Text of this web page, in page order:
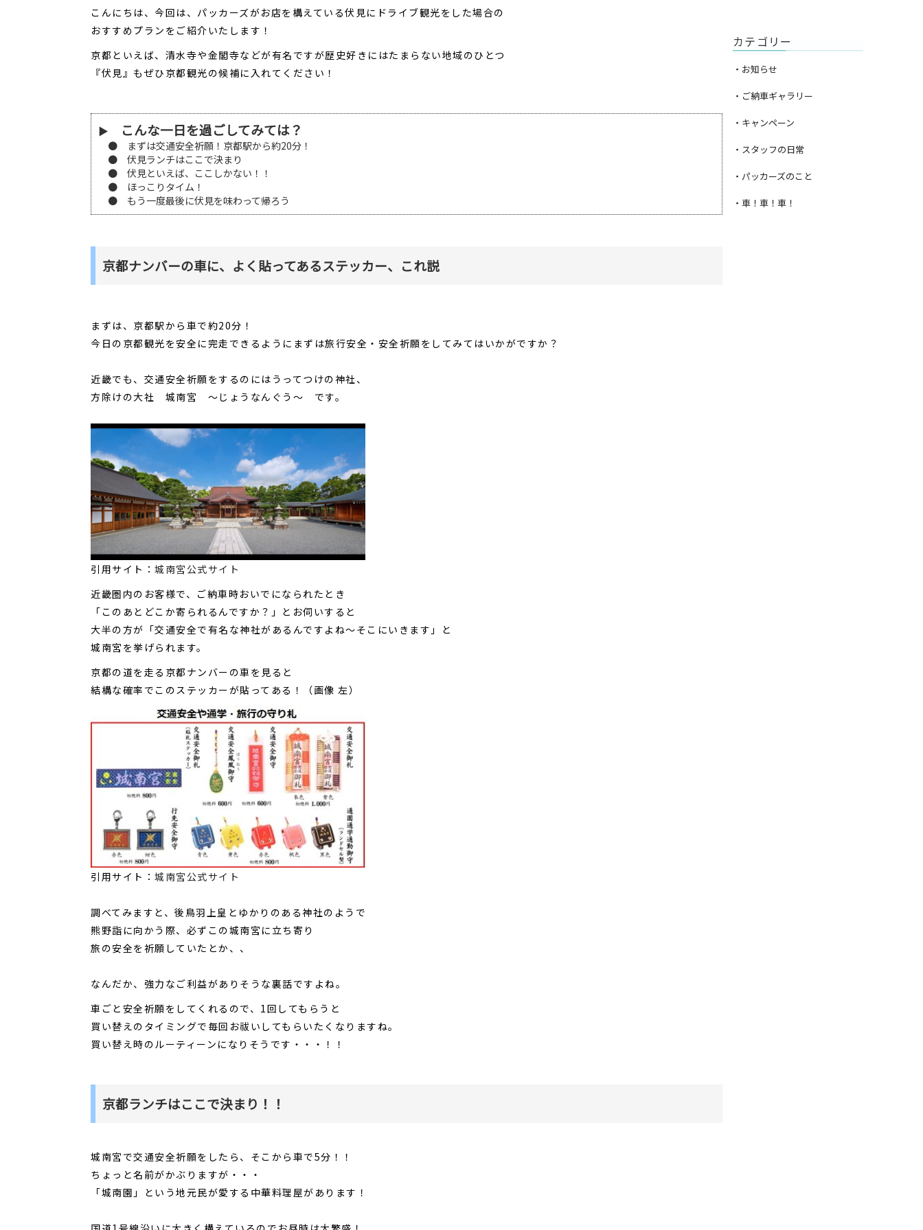
こんにちは、今回は、パッカーズがお店を構えている伏見にドライブ観光をした場合の
おすすめプランをご紹介いたします！
京都といえば、清水寺や金閣寺などが有名ですが歴史好きにはたまらない地域のひとつ
『伏見』もぜひ京都観光の候補に入れてください！
▶ こんな一日を過ごしてみては？
● まずは交通安全祈願！京都駅から約20分！
● 伏見ランチはここで決まり
● 伏見といえば、ここしかない！！
● ほっこりタイム！
● もう一度最後に伏見を味わって帰ろう
京都ナンバーの車に、よく貼ってあるステッカー、これ説
まずは、京都駅から車で約20分！
今日の京都観光を安全に完走できるようにまずは旅行安全・安全祈願をしてみてはいかがですか？
近畿でも、交通安全祈願をするのにはうってつけの神社、
方除けの大社 城南宮 ～じょうなんぐう～ です。
引用サイト： 城南宮公式サイト
近畿圏内のお客様で、ご納車時おいでになられたとき
「このあとどこか寄られるんですか？」とお伺いすると
大半の方が「交通安全で有名な神社があるんですよね～そこにいきます」と
城南宮を挙げられます。
京都の道を走る京都ナンバーの車を見ると
結構な確率でこのステッカーが貼ってある！（画像 左）
引用サイト： 城南宮公式サイト
調べてみますと、後鳥羽上皇とゆかりのある神社のようで
熊野詣に向かう際、必ずこの城南宮に立ち寄り
旅の安全を祈願していたとか、、
なんだか、強力なご利益がありそうな裏話ですよね。
車ごと安全祈願をしてくれるので、1回してもらうと
買い替えのタイミングで毎回お祓いしてもらいたくなりますね。
買い替え時のルーティーンになりそうです・・・！！
京都ランチはここで決まり！！
城南宮で交通安全祈願をしたら、そこから車で5分！！
ちょっと名前がかぶりますが・・・
「城南園」という地元民が愛する中華料理屋があります！
カテゴリー
・お知らせ
・ご納車ギャラリー
・キャンペーン
・スタッフの日常
・パッカーズのこと
・車！車！車！